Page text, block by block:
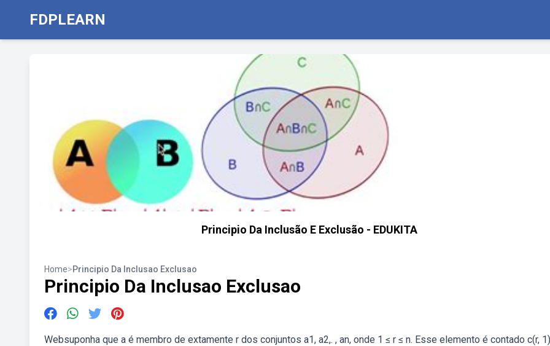
FDPLEARN
Principio Da Inclusão E Exclusão - EDUKITA
Home>Principio Da Inclusao Exclusao
Principio Da Inclusao Exclusao
Websuponha que a é membro de extamente r dos conjuntos a1, a2,. , an, onde 1 ≤ r ≤ n. Esse elemento é contado c(r, 1)